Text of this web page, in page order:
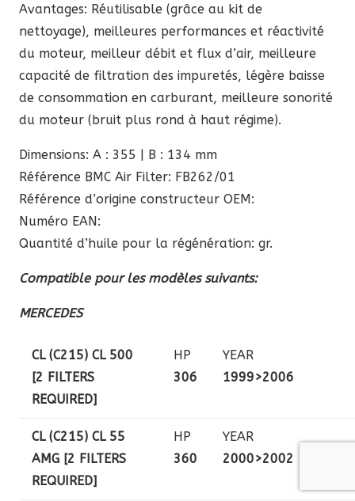
Avantages: Réutilisable (grâce au kit de
nettoyage), meilleures performances et réactivité
du moteur, meilleur débit et flux d’air, meilleure
capacité de filtration des impuretés, légère baisse
de consommation en carburant, meilleure sonorité
du moteur (bruit plus rond à haut régime).
Dimensions: A : 355 | B : 134 mm
Référence BMC Air Filter: FB262/01
Référence d’origine constructeur OEM:
Numéro EAN:
Quantité d’huile pour la régénération: gr.
Compatible pour les modèles suivants:
MERCEDES
CL (C215) CL 500
[2 FILTERS
REQUIRED]
HP
306
YEAR
1999>2006
CL (C215) CL 55
AMG [2 FILTERS
REQUIRED]
HP
360
YEAR
2000>2002